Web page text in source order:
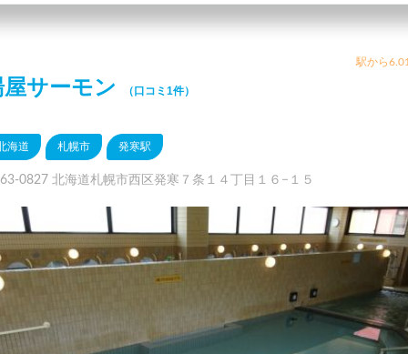
駅から
屋サーモン （口コミ1件）
海道 札幌市 発寒駅
0827 北海道札幌市西区発寒７条１４丁目１６−１５